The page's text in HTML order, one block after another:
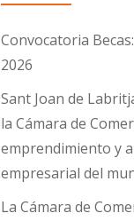
Convocatoria
2026
Sant Joan de
la Cámara de
emprendimiento y
empresarial del
La Cámara de